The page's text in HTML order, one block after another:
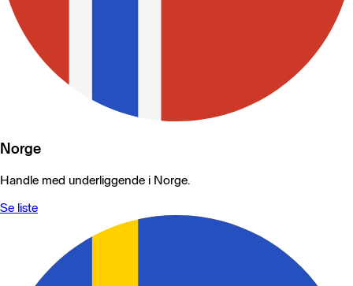
Norge
Handle med underliggende i Norge.
Se liste